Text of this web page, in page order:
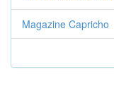
Magazine Capricho